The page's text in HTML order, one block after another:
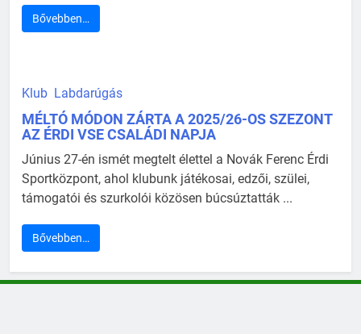
Bővebben…
Klub Labdarúgás
MÉLTÓ MÓDON ZÁRTA A 2025/26-OS SZEZONT
AZ ÉRDI VSE CSALÁDI NAPJA
Június 27-én ismét megtelt élettel a Novák Ferenc Érdi
Sportközpont, ahol klubunk játékosai, edzői, szülei,
támogatói és szurkolói közösen búcsúztatták ...
Bővebben…